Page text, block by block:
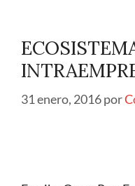
31 enero, 2016por